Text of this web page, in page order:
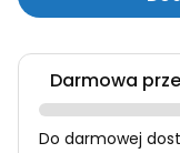
Darmowa
Do darmowej